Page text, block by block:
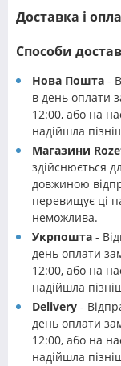
Доставка і
Способи
Нова Пошта -
в день оплати
12:00, або на
надійшла
Магазини
здійснюється
довжиною
перевищує ці
неможлива.
Укрпошта -
день оплати
12:00, або на
надійшла
Delivery -
день оплати
12:00, або на
надійшла